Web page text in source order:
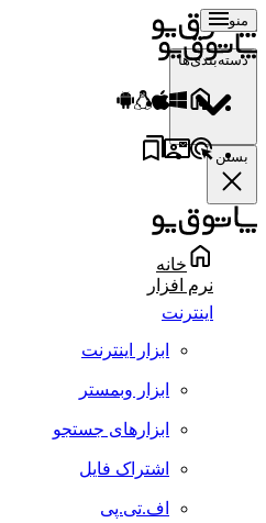
منو
دسته‌بندی‌ها
بستن
خانه
نرم افزار
اینترنت
ابزار اینترنت
ابزار وبمستر
ابزارهای جستجو
اشتراک فایل
اف.تی.پی